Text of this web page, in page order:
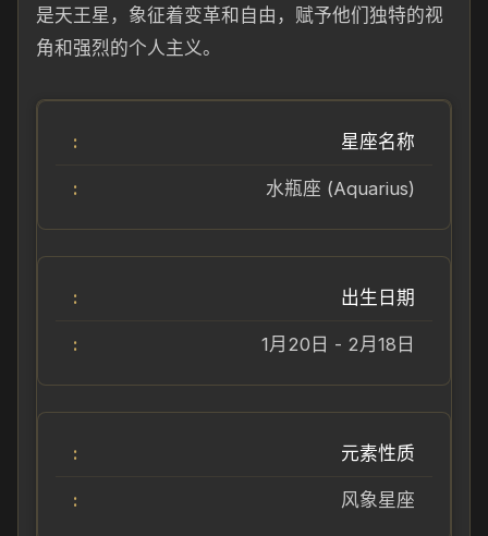
是天王星，象征着变革和自由，赋予他们独特的视
角和强烈的个人主义。
星座名称
水瓶座 (Aquarius)
出生日期
1月20日 - 2月18日
元素性质
风象星座